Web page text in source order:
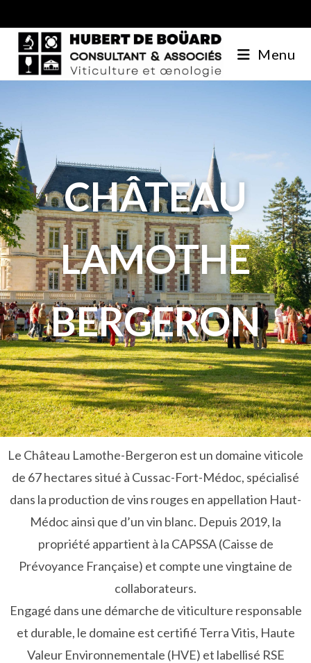
Menu
CHÂTEAU
LAMOTHE
BERGERON
Le Château Lamothe-Bergeron est un domaine viticole
de 67 hectares situé à Cussac-Fort-Médoc, spécialisé
dans la production de vins rouges en appellation Haut-
Médoc ainsi que d’un vin blanc. Depuis 2019, la
propriété appartient à la CAPSSA (Caisse de
Prévoyance Française) et compte une vingtaine de
collaborateurs.
Engagé dans une démarche de viticulture responsable
et durable, le domaine est certifié Terra Vitis, Haute
Valeur Environnementale (HVE) et labellisé RSE